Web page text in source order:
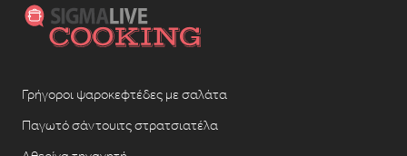
Γρήγοροι ψαροκεφτέδες με σαλάτα
Παγωτό σάντουιτς στρατσιατέλα